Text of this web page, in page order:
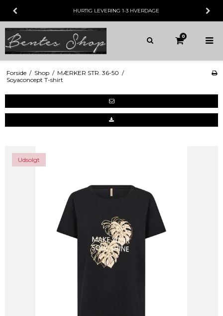
HURTIG LEVERING 1-3 HVERDAGE
0
Forside / Shop / MÆRKER STR. 36-50 /
Soyaconcept T-shirt
Udsolgt